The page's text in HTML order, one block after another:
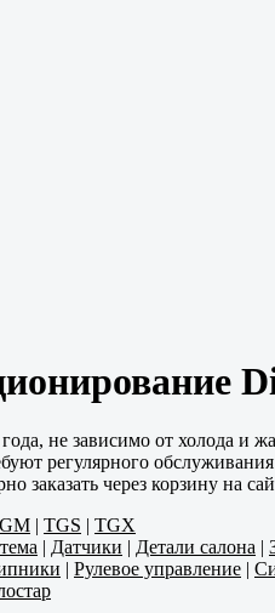
не зависимо от холода и
регулярного
заказать через корзину на
| TGS | TGX
| Датчики | Детали салона |
| Рулевое управление |